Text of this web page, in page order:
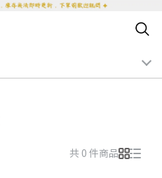
共 0 件商品